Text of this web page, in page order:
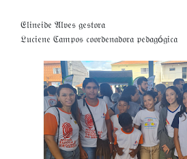
𝔈𝔩𝔦𝔫𝔢𝔦𝔡𝔢 𝔄𝔩𝔳𝔢𝔰 𝔤𝔢𝔰𝔱𝔬𝔯𝔞
𝔏𝔲𝔠𝔦𝔢𝔫𝔢 ℭ𝔞𝔪𝔭𝔬𝔰 𝔠𝔬𝔬𝔯𝔡𝔢𝔫𝔞𝔡𝔬𝔯𝔞 𝔭𝔢𝔡𝔞𝔤ó𝔤𝔦𝔠𝔞